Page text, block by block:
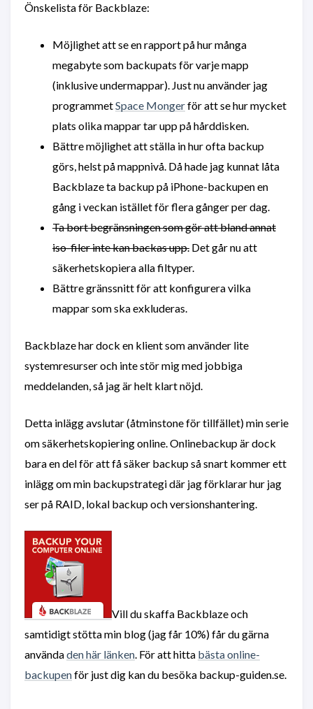
Önskelista för Backblaze:
Möjlighet att se en rapport på hur många
megabyte som backupats för varje mapp
(inklusive undermappar). Just nu använder jag
programmetSpace Mongerför att se hur mycket
plats olika mappar tar upp på hårddisken.
Bättre möjlighet att ställa in hur ofta backup
görs, helst på mappnivå. Då hade jag kunnat låta
Backblaze ta backup på iPhone-backupen en
gång i veckan istället för flera gånger per dag.
Ta bort begränsningen som gör att bland annat
iso-filer inte kan backas upp. Det går nu att
säkerhetskopiera alla filtyper.
Bättre gränssnitt för att konfigurera vilka
mappar som ska exkluderas.
Backblaze har dock en klient som använder lite
systemresurser och inte stör mig med jobbiga
meddelanden, så jag är helt klart nöjd.
Detta inlägg avslutar (åtminstone för tillfället) min serie
om säkerhetskopiering online. Onlinebackup är dock
bara en del för att få säker backup så snart kommer ett
inlägg om min backupstrategi där jag förklarar hur jag
ser på RAID, lokal backup och versionshantering.
Vill du skaffa Backblaze och
samtidigt stötta min blog (jag får 10%) får du gärna
användaden här länken. För att hitta bästa online-
backupenför just dig kan du besöka backup-guiden.se.